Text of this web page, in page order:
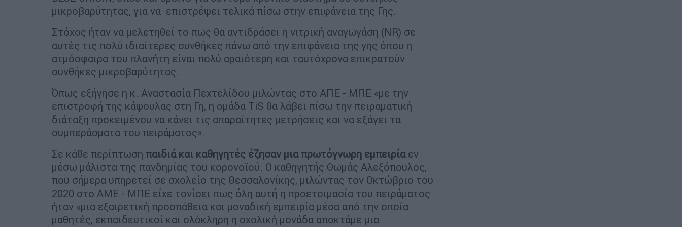
μικροβαρύτητας, για να επιστρέψει τελικά πίσω στην επιφάνεια της Γης.
Στόχος ήταν να μελετηθεί το πως θα αντιδράσει η νιτρική αναγωγάση (NR) σε
αυτές τις πολύ ιδιαίτερες συνθήκες πάνω από την επιφάνεια της γης όπου η
ατμόσφαιρα του πλανήτη είναι πολύ αραιότερη και ταυτόχρονα επικρατούν
συνθήκες μικροβαρύτητας.
Όπως εξήγησε η κ. Αναστασία Πεχτελίδου μιλώντας στο ΑΠΕ - ΜΠΕ «με την
επιστροφή της κάψουλας στη Γη, η ομάδα TiS θα λάβει πίσω την πειραματική
διάταξη προκειμένου να κάνει τις απαραίτητες μετρήσεις και να εξάγει τα
συμπεράσματα του πειράματος».
Σε κάθε περίπτωση παιδιά και καθηγητές έζησαν μια πρωτόγνωρη εμπειρίαεν
μέσω μάλιστα της πανδημίας του κορονοϊού. Ο καθηγητής Θωμάς Αλεξόπουλος,
που σήμερα υπηρετεί σε σχολείο της Θεσσαλονίκης, μιλώντας τον Οκτώβριο του
2020 στο ΑΜΕ - ΜΠΕ είχε τονίσει πως όλη αυτή η προετοιμασία του πειράματος
ήταν «μια εξαιρετική προσπάθεια και μοναδική εμπειρία μέσα από την οποία
μαθητές, εκπαιδευτικοί και ολόκληρη η σχολική μονάδα αποκτάμε μια